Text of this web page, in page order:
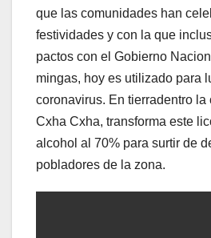
que las comunidades han
festividades y con la que
pactos con el Gobierno
mingas, hoy es utilizado para
coronavirus. En tierradentro
Cxha Cxha, transforma este
alcohol al 70% para surtir de
pobladores de la zona.